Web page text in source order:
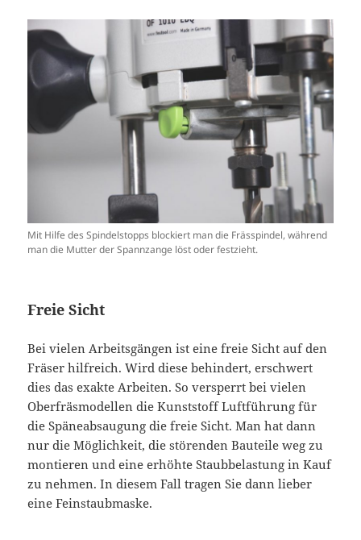
Mit Hilfe des Spindelstopps blockiert man die Frässpindel, während
man die Mutter der Spannzange löst oder festzieht.
Freie Sicht
Bei vielen Arbeitsgängen ist eine freie Sicht auf den
Fräser hilfreich. Wird diese behindert, erschwert
dies das exakte Arbeiten. So versperrt bei vielen
Oberfräsmodellen die Kunststoff Luftführung für
die Späneabsaugung die freie Sicht. Man hat dann
nur die Möglichkeit, die störenden Bauteile weg zu
montieren und eine erhöhte Staubbelastung in Kauf
zu nehmen. In diesem Fall tragen Sie dann lieber
eine Feinstaubmaske.